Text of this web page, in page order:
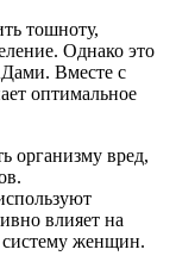
тошноту,
Однако это
Вместе с
оптимальное
вред,
влияет на
систему женщин.